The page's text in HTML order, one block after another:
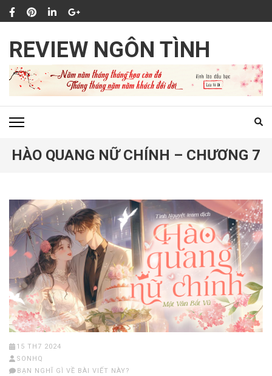
qua
nội
dung
(ấn
Enter)
REVIEW NGÔN TÌNH
HÀO QUANG NỮ CHÍNH – CHƯƠNG 7
15 TH7 2024
SONHQ
BẠN NGHĨ GÌ VỀ BÀI VIẾT NÀY?